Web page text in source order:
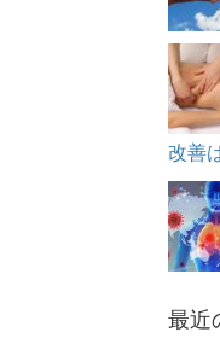
改善
最近